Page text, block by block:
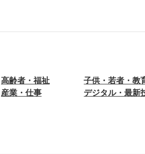
高齢者・福祉
子供・若者・教
産業・仕事
デジタル・最新